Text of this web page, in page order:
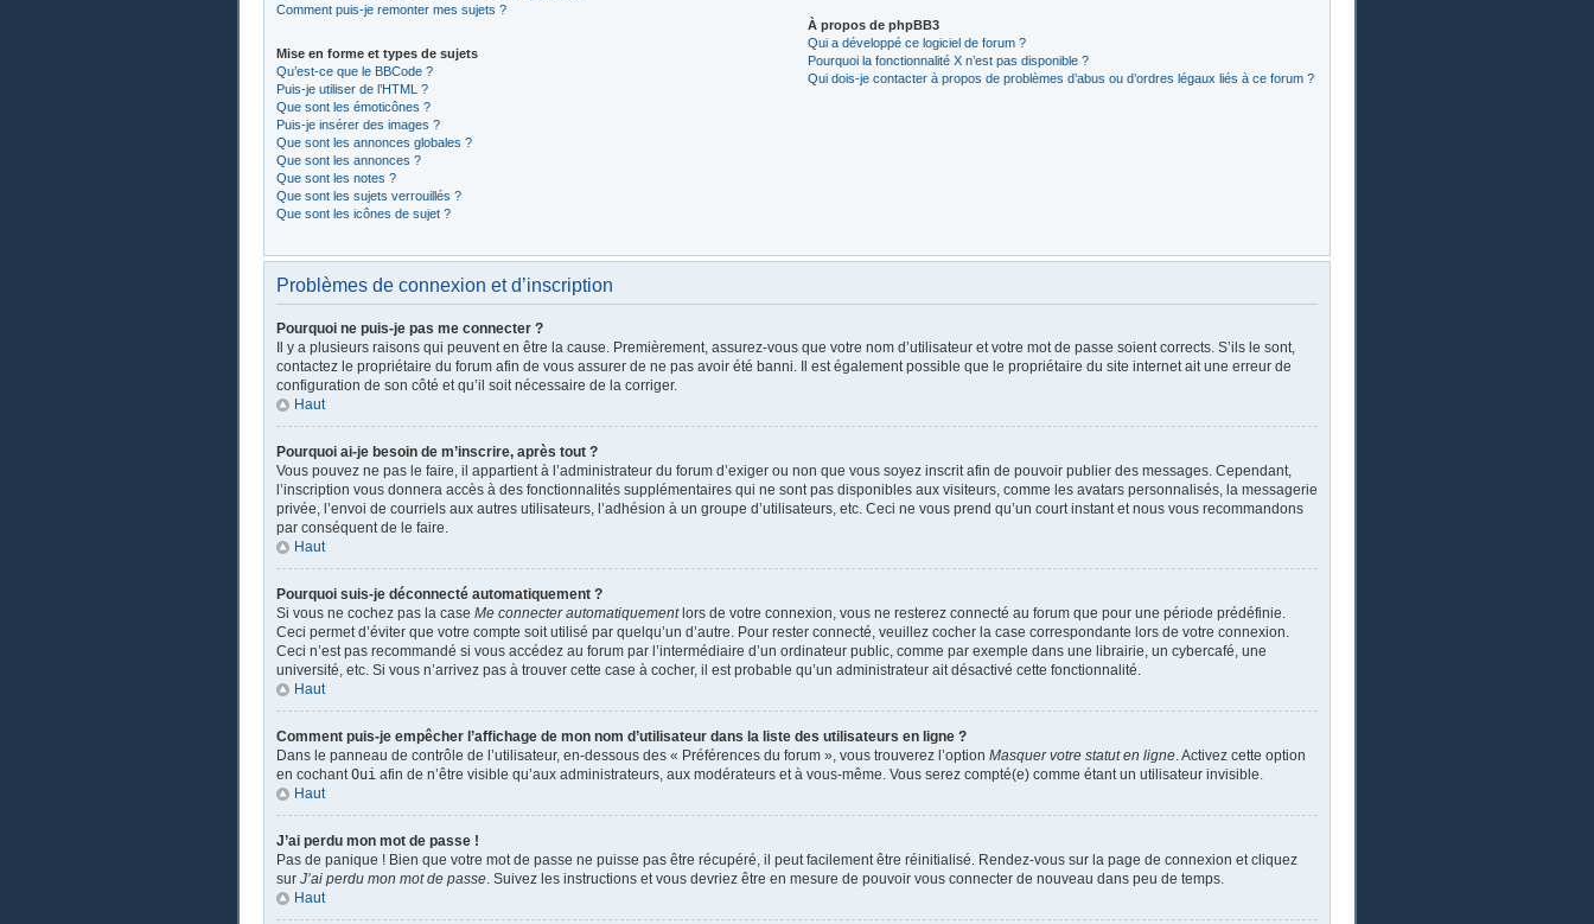
Comment puis-je remonter mes sujets ?
Mise en forme et types de sujets
Qu’est-ce que le BBCode ?
Puis-je utiliser de l’HTML ?
Que sont les émoticônes ?
Puis-je insérer des images ?
Que sont les annonces globales ?
Que sont les annonces ?
Que sont les notes ?
Que sont les sujets verrouillés ?
Que sont les icônes de sujet ?
À propos de phpBB3
Qui a développé ce logiciel de forum ?
Pourquoi la fonctionnalité X n’est pas disponible ?
Qui dois-je contacter à propos de problèmes d’abus ou d’ordres légaux liés à ce forum ?
Problèmes de connexion et d’inscription
Pourquoi ne puis-je pas me connecter ?
Il y a plusieurs raisons qui peuvent en être la cause. Premièrement, assurez-vous que votre nom d’utilisateur et votre mot de passe soient corrects. S’ils le sont,
contactez le propriétaire du forum afin de vous assurer de ne pas avoir été banni. Il est également possible que le propriétaire du site internet ait une erreur de
configuration de son côté et qu’il soit nécessaire de la corriger.
Haut
Pourquoi ai-je besoin de m’inscrire, après tout ?
Vous pouvez ne pas le faire, il appartient à l’administrateur du forum d’exiger ou non que vous soyez inscrit afin de pouvoir publier des messages. Cependant,
l’inscription vous donnera accès à des fonctionnalités supplémentaires qui ne sont pas disponibles aux visiteurs, comme les avatars personnalisés, la messagerie
privée, l’envoi de courriels aux autres utilisateurs, l’adhésion à un groupe d’utilisateurs, etc. Ceci ne vous prend qu’un court instant et nous vous recommandons
par conséquent de le faire.
Haut
Pourquoi suis-je déconnecté automatiquement ?
Si vous ne cochez pas la case Me connecter automatiquementlors de votre connexion, vous ne resterez connecté au forum que pour une période prédéfinie.
Ceci permet d’éviter que votre compte soit utilisé par quelqu’un d’autre. Pour rester connecté, veuillez cocher la case correspondante lors de votre connexion.
Ceci n’est pas recommandé si vous accédez au forum par l’intermédiaire d’un ordinateur public, comme par exemple dans une librairie, un cybercafé, une
université, etc. Si vous n’arrivez pas à trouver cette case à cocher, il est probable qu’un administrateur ait désactivé cette fonctionnalité.
Haut
Comment puis-je empêcher l’affichage de mon nom d’utilisateur dans la liste des utilisateurs en ligne ?
Dans le panneau de contrôle de l’utilisateur, en-dessous des « Préférences du forum », vous trouverez l’option Masquer votre statut en ligne. Activez cette option
en cochantOui afin de n’être visible qu’aux administrateurs, aux modérateurs et à vous-même. Vous serez compté(e) comme étant un utilisateur invisible.
Haut
J’ai perdu mon mot de passe !
Pas de panique ! Bien que votre mot de passe ne puisse pas être récupéré, il peut facilement être réinitialisé. Rendez-vous sur la page de connexion et cliquez
sur J’ai perdu mon mot de passe. Suivez les instructions et vous devriez être en mesure de pouvoir vous connecter de nouveau dans peu de temps.
Haut